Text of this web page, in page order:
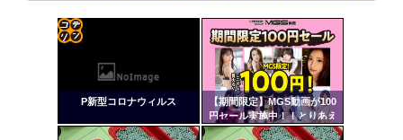
【閲覧注意】俺が近くにいると機械が壊れるんだけどさ
【画像】ペプシコーラ社、「こういうのでいいんだよ」
P新型コロナウィルス
【期間限定】MGS動画が100
円セール実施中！！とりあえ
ず全部買うやろｗｗｗｗｗ
定リ